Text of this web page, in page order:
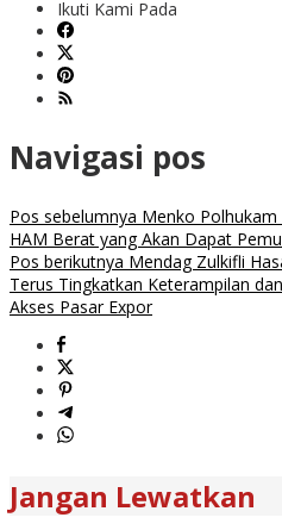
Ikuti Kami Pada
Navigasi pos
Pos sebelumnya Menko Polhukam
HAM Berat yang Akan Dapat
Pos berikutnya Mendag Zulkifli
Terus Tingkatkan Keterampilan
Akses Pasar Expor
Jangan Lewatkan